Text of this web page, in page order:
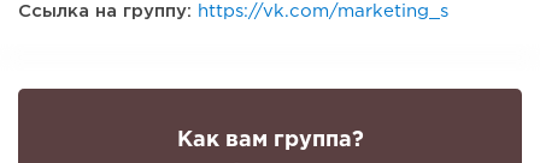
Ссылка на группу: https://vk.com/marketing_s
Как вам группа?